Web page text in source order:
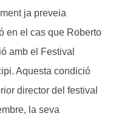
ja preveia
en el cas que Roberto
amb el Festival
Aquesta condició
director del festival
la seva